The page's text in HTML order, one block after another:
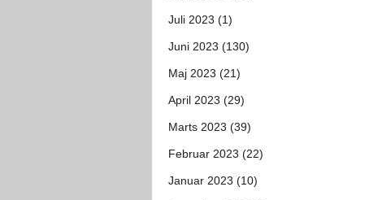
Juli 2023 (1)
Juni 2023 (130)
Maj 2023 (21)
April 2023 (29)
Marts 2023 (39)
Februar 2023 (22)
Januar 2023 (10)